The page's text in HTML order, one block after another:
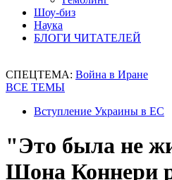
Шоу-биз
Наука
БЛОГИ ЧИТАТЕЛЕЙ
СПЕЦТЕМА: Война в Иране
ВСЕ ТЕМЫ
Вступление Украины в ЕС
"Это была не
Шона Коннери